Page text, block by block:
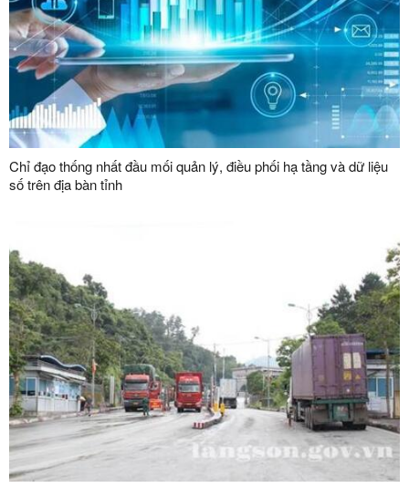
Chỉ đạo thống nhất đầu mối quản lý, điều phối hạ tầng và dữ liệu
số trên địa bàn tỉnh